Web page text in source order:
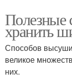
Полезные
хранить
Способов
великое
них.